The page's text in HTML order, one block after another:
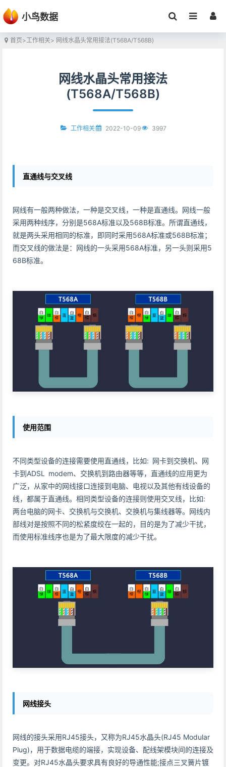
小鸟数据
首页>工作相关> 网线水晶头常用接法(T568A/T568B)
网线水晶头常用接法
(T568A/T568B)
工作相关 2022-10-09 3997
直通线与交叉线
网线有一般两种做法，一种是交叉线，一种是直通线。网线一般
采用两种线序，分别是568A标准以及568B标准。所谓直通线，
就是两头采用相同的标准，即同时采用568A标准或568B标准；
而交叉线的做法是：网线的一头采用568A标准，另一头则采用5
68B标准。
使用范围
不同类型设备的连接需要使用直通线，比如: 网卡到交换机、网
卡到ADSL modem、交换机到路由器等等，直通线的应用更为
广泛，从家中的网线接口连接到电脑、电视以及其他有线设备的
线，都属于直通线。相同类型设备的连接则使用交叉线，比如:
两台电脑的网卡、交换机与交换机、交换机与集线器等。网线内
部线对是按照不同的松紧度绞在一起的，目的是为了减少干扰，
而使用标准线序也是为了最大限度的减少干扰。
网线接头
网线的接头采用RJ45接头，又称为RJ45水晶头(RJ45 Modular
Plug)，用于数据电缆的端接，实现设备、配线架模块间的连接及
变更。对RJ45水晶头要求具有良好的导通性能;接点三叉簧片镀